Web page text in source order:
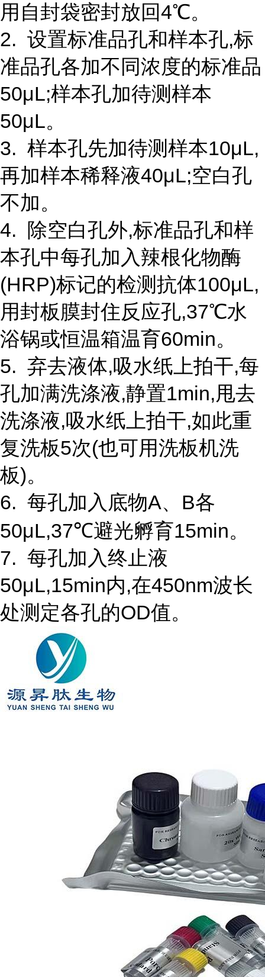
用自封袋密封放回4℃。
2. 设置标准品孔和样本孔,标
准品孔各加不同浓度的标准品
50μL;样本孔加待测样本
50μL。
3. 样本孔先加待测样本10μL,
再加样本稀释液40μL;空白孔
不加。
4. 除空白孔外,标准品孔和样
本孔中每孔加入辣根化物酶
(HRP)标记的检测抗体100μL,
用封板膜封住反应孔,37℃水
浴锅或恒温箱温育60min。
5. 弃去液体,吸水纸上拍干,每
孔加满洗涤液,静置1min,甩去
洗涤液,吸水纸上拍干,如此重
复洗板5次(也可用洗板机洗
板)。
6. 每孔加入底物A、B各
50μL,37℃避光孵育15min。
7. 每孔加入终止液
50μL,15min内,在450nm波长
处测定各孔的OD值。